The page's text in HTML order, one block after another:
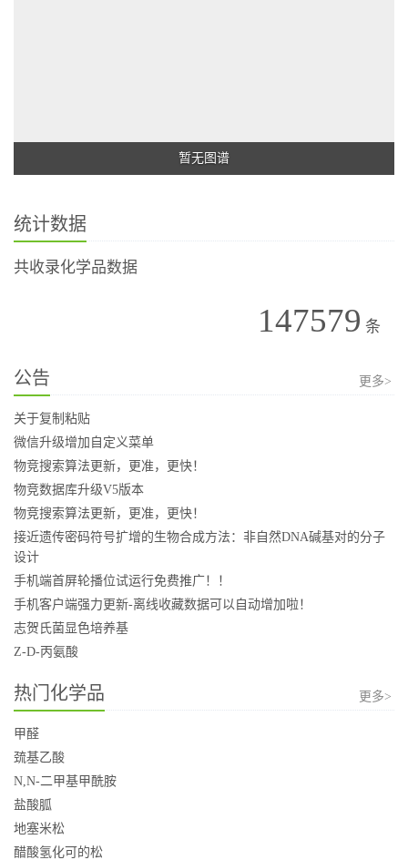
暂无图谱
统计数据
共收录化学品数据
147579 条
公告 更多>
关于复制粘贴
微信升级增加自定义菜单
物竞搜索算法更新，更准，更快！
物竞数据库升级V5版本
物竞搜索算法更新，更准，更快！
接近遗传密码符号扩增的生物合成方法：非自然DNA碱基对的分子
设计
手机端首屏轮播位试运行免费推广！！
手机客户端强力更新-离线收藏数据可以自动增加啦！
志贺氏菌显色培养基
Z-D-丙氨酸
热门化学品 更多>
甲醛
巯基乙酸
N,N-二甲基甲酰胺
盐酸胍
地塞米松
醋酸氢化可的松